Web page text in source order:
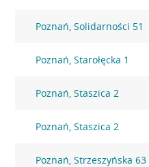
Poznań, Solidarności 51
Poznań, Starołęcka 1
Poznań, Staszica 2
Poznań, Staszica 2
Poznań, Strzeszyńska 63